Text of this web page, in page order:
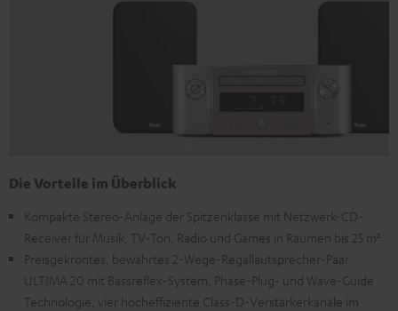
Die Vorteile im Überblick
Kompakte Stereo-Anlage der Spitzenklasse mit Netzwerk-CD-
Receiver für Musik, TV-Ton, Radio und Games in Räumen bis 25 m²
Preisgekröntes, bewährtes 2-Wege-Regallautsprecher-Paar
ULTIMA 20 mit Bassreflex-System, Phase-Plug- und Wave-Guide
Technologie, vier hocheffiziente Class-D-Verstärkerkanäle im